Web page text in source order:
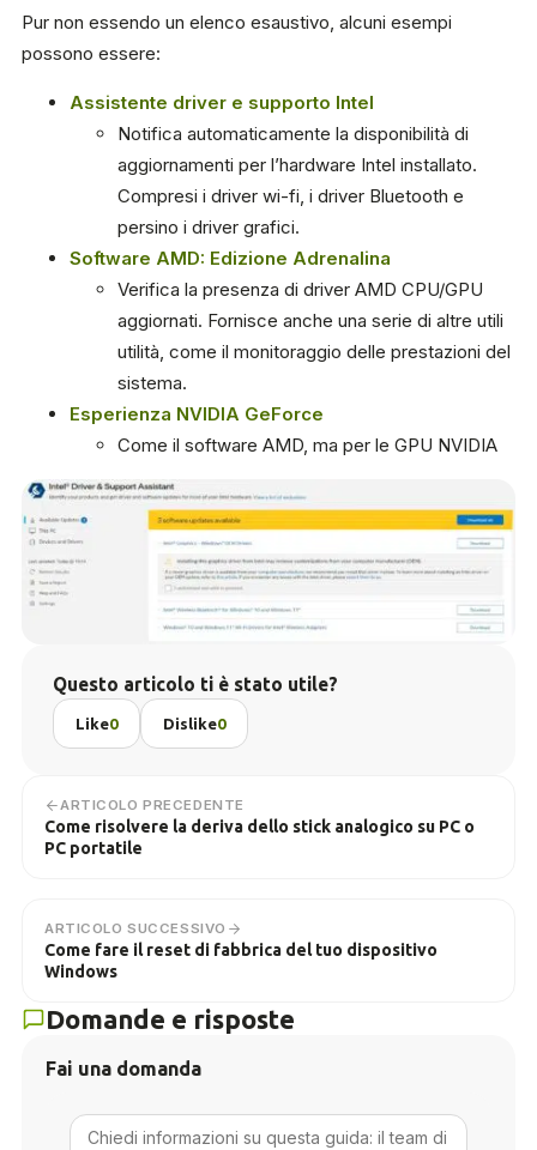
Pur non essendo un elenco esaustivo, alcuni esempi
possono essere:
Assistente driver e supporto Intel
Notifica automaticamente la disponibilità di
aggiornamenti per l’hardware Intel installato.
Compresi i driver wi-fi, i driver Bluetooth e
persino i driver grafici.
Software AMD: Edizione Adrenalina
Verifica la presenza di driver AMD CPU/GPU
aggiornati. Fornisce anche una serie di altre utili
utilità, come il monitoraggio delle prestazioni del
sistema.
Esperienza NVIDIA GeForce
Come il software AMD, ma per le GPU NVIDIA
Questo articolo ti è stato utile?
Like0 Dislike0
ARTICOLO PRECEDENTE
Come risolvere la deriva dello stick analogico su PC o
PC portatile
ARTICOLO SUCCESSIVO
Come fare il reset di fabbrica del tuo dispositivo
Windows
Domande e risposte
Fai una domanda